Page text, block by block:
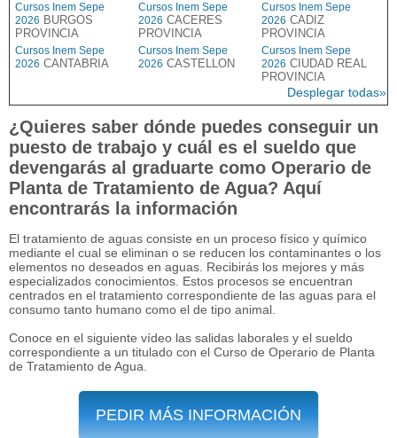
Cursos Inem Sepe
2026 BURGOS
PROVINCIA
Cursos Inem Sepe
2026 CACERES
PROVINCIA
Cursos Inem Sepe
2026 CADIZ
PROVINCIA
Cursos Inem Sepe
2026 CANTABRIA
Cursos Inem Sepe
2026 CASTELLON
Cursos Inem Sepe
2026 CIUDAD REAL
PROVINCIA
Desplegar todas»
¿Quieres saber dónde puedes conseguir un
puesto de trabajo y cuál es el sueldo que
devengarás al graduarte como Operario de
Planta de Tratamiento de Agua? Aquí
encontrarás la información
El tratamiento de aguas consiste en un proceso físico y químico
mediante el cual se eliminan o se reducen los contaminantes o los
elementos no deseados en aguas. Recibirás los mejores y más
especializados conocimientos. Estos procesos se encuentran
centrados en el tratamiento correspondiente de las aguas para el
consumo tanto humano como el de tipo animal.
Conoce en el siguiente vídeo las salidas laborales y el sueldo
correspondiente a un titulado con el Curso de Operario de Planta
de Tratamiento de Agua.
PEDIR MÁS INFORMACIÓN